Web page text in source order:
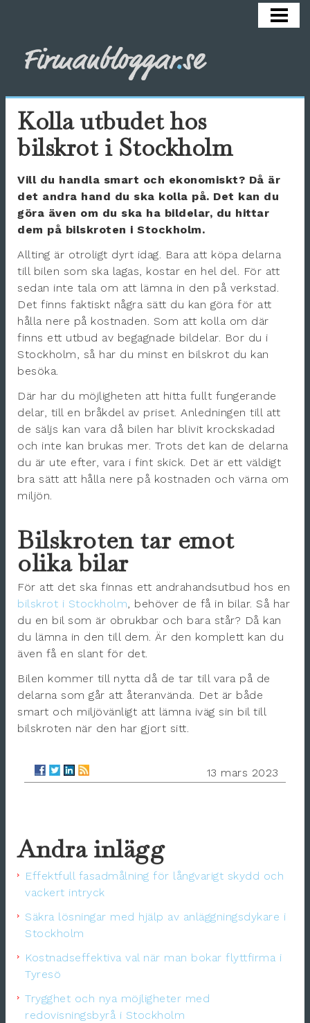
HÄLSA
KARRIÄR
REKRYTERA
SÄLJA
OM BLOGGEN
Kolla utbudet hos
bilskrot i Stockholm
Vill du handla smart och ekonomiskt? Då är
det andra hand du ska kolla på. Det kan du
göra även om du ska ha bildelar, du hittar
dem på bilskroten i Stockholm.
Allting är otroligt dyrt idag. Bara att köpa delarna
till bilen som ska lagas, kostar en hel del. För att
sedan inte tala om att lämna in den på verkstad.
Det finns faktiskt några sätt du kan göra för att
hålla nere på kostnaden. Som att kolla om där
finns ett utbud av begagnade bildelar. Bor du i
Stockholm, så har du minst en bilskrot du kan
besöka.
Där har du möjligheten att hitta fullt fungerande
delar, till en bråkdel av priset. Anledningen till att
de säljs kan vara då bilen har blivit krockskadad
och inte kan brukas mer. Trots det kan de delarna
du är ute efter, vara i fint skick. Det är ett väldigt
bra sätt att hålla nere på kostnaden och värna om
miljön.
Bilskroten tar emot
olika bilar
För att det ska finnas ett andrahandsutbud hos en
bilskrot i Stockholm, behöver de få in bilar. Så har
du en bil som är obrukbar och bara står? Då kan
du lämna in den till dem. Är den komplett kan du
även få en slant för det.
Bilen kommer till nytta då de tar till vara på de
delarna som går att återanvända. Det är både
smart och miljövänligt att lämna iväg sin bil till
bilskroten när den har gjort sitt.
13 mars 2023
Andra inlägg
Effektfull fasadmålning för långvarigt skydd och
vackert intryck
Säkra lösningar med hjälp av anläggningsdykare i
Stockholm
Kostnadseffektiva val när man bokar flyttfirma i
Tyresö
Trygghet och nya möjligheter med
redovisningsbyrå i Stockholm